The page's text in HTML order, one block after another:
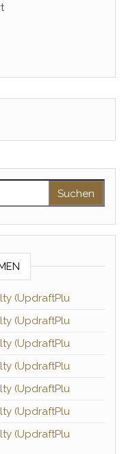
(UpdraftPlu
(UpdraftPlu
(UpdraftPlu
(UpdraftPlu
(UpdraftPlu
(UpdraftPlu
(UpdraftPlu